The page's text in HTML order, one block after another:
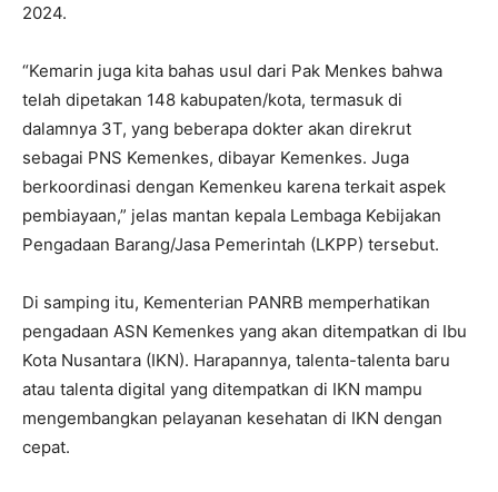
2024.
“Kemarin juga kita bahas usul dari Pak Menkes bahwa
telah dipetakan 148 kabupaten/kota, termasuk di
dalamnya 3T, yang beberapa dokter akan direkrut
sebagai PNS Kemenkes, dibayar Kemenkes. Juga
berkoordinasi dengan Kemenkeu karena terkait aspek
pembiayaan,” jelas mantan kepala Lembaga Kebijakan
Pengadaan Barang/Jasa Pemerintah (LKPP) tersebut.
Di samping itu, Kementerian PANRB memperhatikan
pengadaan ASN Kemenkes yang akan ditempatkan di Ibu
Kota Nusantara (IKN). Harapannya, talenta-talenta baru
atau talenta digital yang ditempatkan di IKN mampu
mengembangkan pelayanan kesehatan di IKN dengan
cepat.